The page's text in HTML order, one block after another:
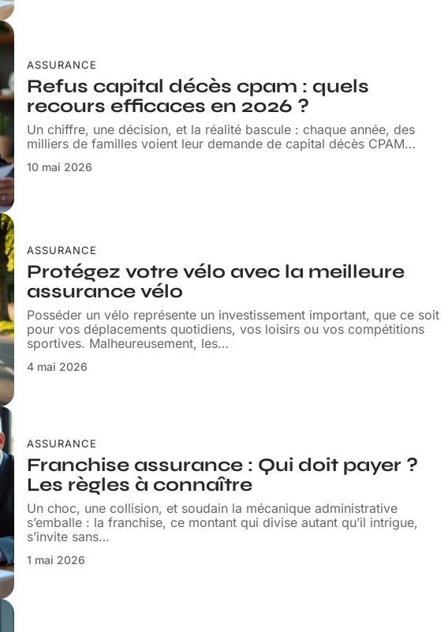
ASSURANCE
Refus capital décès cpam : quels
recours efficaces en 2026 ?
Un chiffre, une décision, et la réalité bascule : chaque année, des
milliers de familles voient leur demande de capital décès CPAM…
10 mai 2026
ASSURANCE
Protégez votre vélo avec la meilleure
assurance vélo
Posséder un vélo représente un investissement important, que ce soit
pour vos déplacements quotidiens, vos loisirs ou vos compétitions
sportives. Malheureusement, les…
4 mai 2026
ASSURANCE
Franchise assurance : Qui doit payer ?
Les règles à connaître
Un choc, une collision, et soudain la mécanique administrative
s’emballe : la franchise, ce montant qui divise autant qu’il intrigue,
s’invite sans…
1 mai 2026